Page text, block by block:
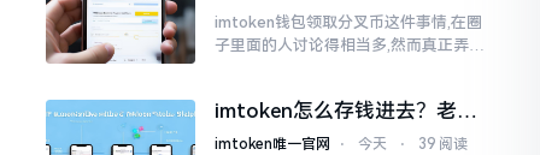
imtoken钱包领取分叉币这件事情,在圈
子里面的人讨论得相当多,然而真正弄明
imtoken怎么存钱进去？老玩
家教你把钱转进钱包
imtoken唯一官网 ⋅ 今天 ⋅ 39 阅读